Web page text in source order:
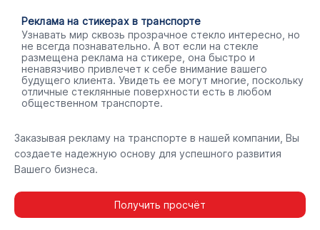
Реклама на стикерах в транспорте
Узнавать мир сквозь прозрачное стекло интересно, но
не всегда познавательно. А вот если на стекле
размещена реклама на стикере, она быстро и
ненавязчиво привлечет к себе внимание вашего
будущего клиента. Увидеть ее могут многие, поскольку
отличные стеклянные поверхности есть в любом
общественном транспорте.
Заказывая рекламу на транспорте в нашей компании, Вы
создаете надежную основу для успешного развития
Вашего бизнеса.
Получить просчёт